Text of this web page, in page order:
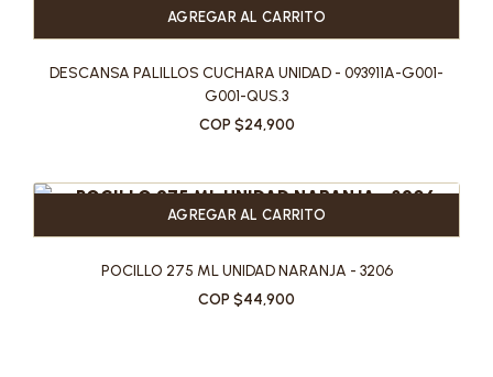
AGREGAR AL CARRITO
DESCANSA PALILLOS CUCHARA UNIDAD - 093911A-G001-
G001-QUS.3
COP $24,900
AGREGAR AL CARRITO
POCILLO 275 ML UNIDAD NARANJA - 3206
COP $44,900